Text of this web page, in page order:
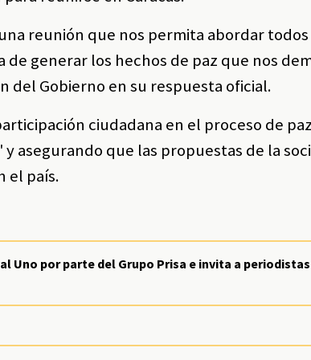
reunión que nos permita abordar
generar los hechos de paz que nos
del Gobierno en su respuesta oficial.
ciudadana en el proceso de
asegurando que las propuestas de la
el país.
Uno por parte del Grupo Prisa e invita a